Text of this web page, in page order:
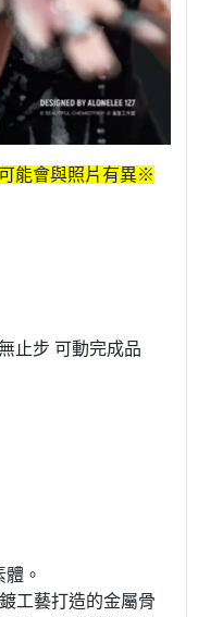
能會與照片有異※
止步 可動完成品
。
工藝打造的金屬骨